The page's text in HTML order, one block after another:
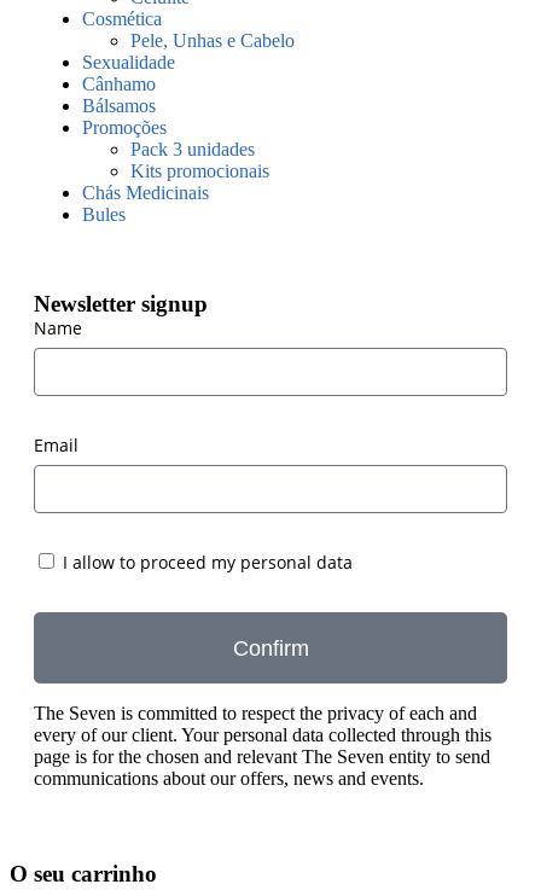
Cosmética
Pele, Unhas e Cabelo
Sexualidade
Cânhamo
Bálsamos
Promoções
Pack 3 unidades
Kits promocionais
Chás Medicinais
Bules
Newsletter signup
Name
Email
I allow to proceed my personal data
Confirm
The Seven is committed to respect the privacy of each and
every of our client. Your personal data collected through this
page is for the chosen and relevant The Seven entity to send
communications about our offers, news and events.
O seu carrinho